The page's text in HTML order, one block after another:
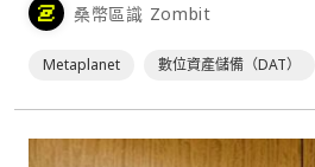
桑幣區識 Zombit
Metaplanet 數位資產儲備（DAT）